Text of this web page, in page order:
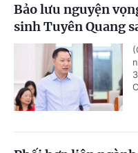
Bảo lưu nguyện
sinh Tuyên Quang